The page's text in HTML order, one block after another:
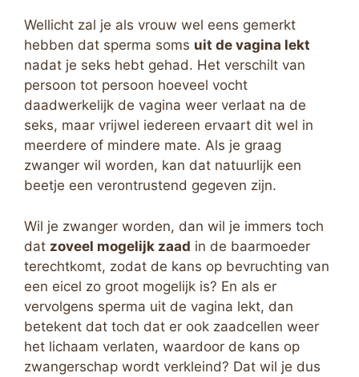
Wellicht zal je als vrouw wel eens gemerkt
hebben dat sperma soms uit de vagina lekt
nadat je seks hebt gehad. Het verschilt van
persoon tot persoon hoeveel vocht
daadwerkelijk de vagina weer verlaat na de
seks, maar vrijwel iedereen ervaart dit wel in
meerdere of mindere mate. Als je graag
zwanger wil worden, kan dat natuurlijk een
beetje een verontrustend gegeven zijn.
Wil je zwanger worden, dan wil je immers toch
dat zoveel mogelijk zaad in de baarmoeder
terechtkomt, zodat de kans op bevruchting van
een eicel zo groot mogelijk is? En als er
vervolgens sperma uit de vagina lekt, dan
betekent dat toch dat er ook zaadcellen weer
het lichaam verlaten, waardoor de kans op
zwangerschap wordt verkleind? Dat wil je dus